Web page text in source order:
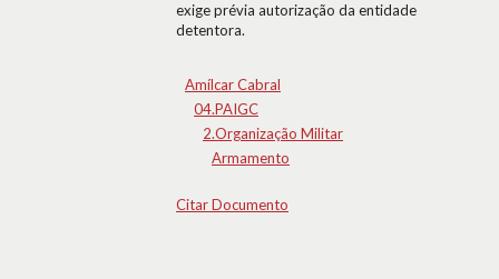
exige prévia autorização da entidade
detentora.
Amílcar Cabral
04.PAIGC
2.Organização Militar
Armamento
Citar Documento